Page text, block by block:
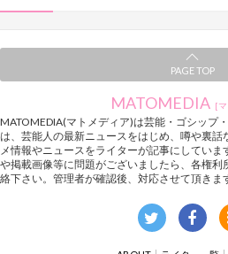
PAGE TOP
MATOMEDIA [
MATOMEDIA(マトメディア)は芸能・ゴシップ
は、芸能人の最新ニュースをはじめ、噂や裏話
メ情報やニュースをライターが記事にしてい
や掲載画像等に問題がございましたら、各権利
絡下さい。管理者が確認後、対応させて頂きま